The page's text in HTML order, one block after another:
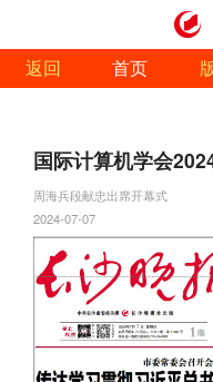
返回 首页
国际计算机学会
周海兵段献忠出席开幕式
2024-07-07